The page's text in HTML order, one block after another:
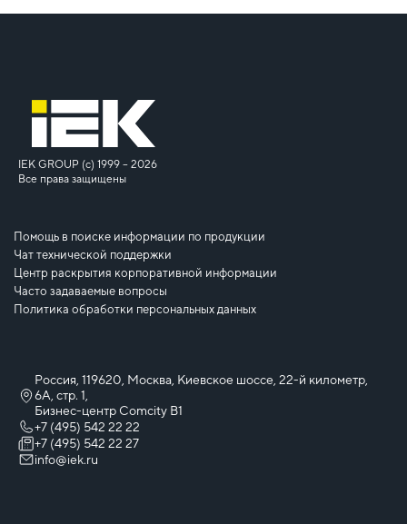
IEK GROUP (c) 1999 – 2026
Все права защищены
Помощь в поиске информации по продукции
Чат технической поддержки
Центр раскрытия корпоративной информации
Часто задаваемые вопросы
Политика обработки персональных данных
Россия, 119620, Москва, Киевское шоссе, 22-й километр,
6А, стр. 1,
Бизнес-центр Comcity B1
+7 (495) 542 22 22
+7 (495) 542 22 27
info@iek.ru